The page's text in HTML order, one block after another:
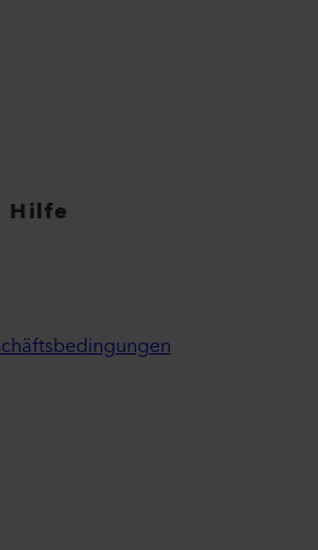
Hilfe